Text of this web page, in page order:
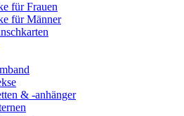
für Frauen
für Männer
& -anhänger